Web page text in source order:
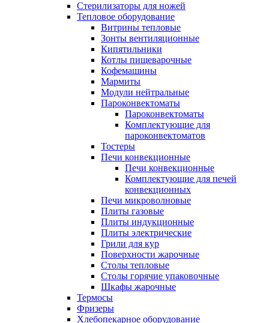
Стерилизаторы для ножей
Тепловое оборудование
Витрины тепловые
Зонты вентиляционные
Кипятильники
Котлы пищеварочные
Кофемашины
Мармиты
Модули нейтральные
Пароконвектоматы
Пароконвектоматы
Комплектующие для
пароконвектоматов
Тостеры
Печи конвекционные
Печи конвекционные
Комплектующие для печей
конвекционных
Печи микроволновые
Плиты газовые
Плиты индукционные
Плиты электрические
Грили для кур
Поверхности жарочные
Столы тепловые
Столы горячие упаковочные
Шкафы жарочные
Термосы
Фризеры
Хлебопекарное оборудование